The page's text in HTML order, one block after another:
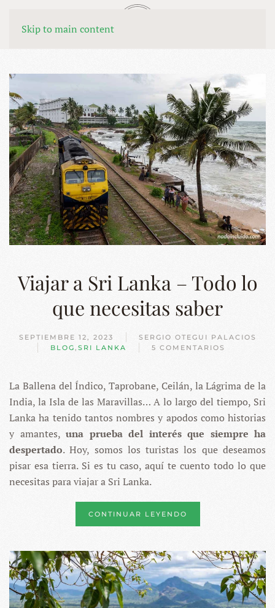
Skip to main content
MENÚ
Viajar a Sri Lanka – Todo lo
que necesitas saber
SEPTIEMBRE 12, 2023
SERGIO OTEGUI PALACIOS
BLOG , SRI LANKA 5 COMENTARIOS
EN
SRI
LANKA
–
LO
QUE
NECESITAS
SABER
La Ballena del Índico, Taprobane, Ceilán, la Lágrima de la
India, la Isla de las Maravillas… A lo largo del tiempo, Sri
Lanka ha tenido tantos nombres y apodos como historias
y amantes, una prueba del interés que siempre ha
despertado. Hoy, somos los turistas los que deseamos
pisar esa tierra. Si es tu caso, aquí te cuento todo lo que
necesitas para viajar a Sri Lanka.
CONTINUAR LEYENDO